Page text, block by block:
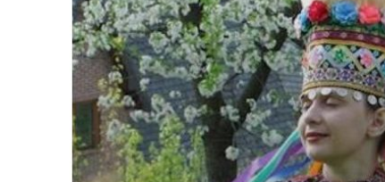
НОВИНИ ЗАХІДНОЇ УКРАЇНИ
ФОТО